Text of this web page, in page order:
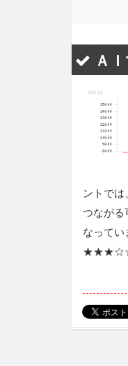
Ａ
ントで
つながる
なって